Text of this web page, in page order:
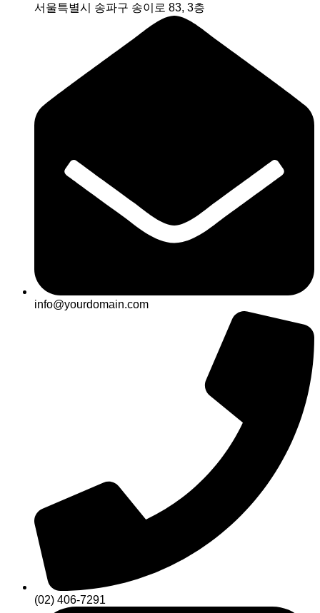
서울특별시 송파구 송이로 83, 3층
info@yourdomain.com
(02) 406-7291